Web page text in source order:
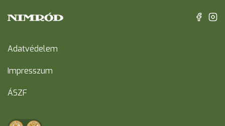
Adatvédelem
Impresszum
ÁSZF